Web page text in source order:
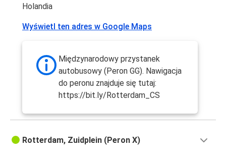
Holandia
Wyświetl ten adres w Google Maps
Międzynarodowy przystanek
autobusowy (Peron GG). Nawigacja
do peronu znajduje się tutaj:
https://bit.ly/Rotterdam_CS
Rotterdam, Zuidplein (Peron X)